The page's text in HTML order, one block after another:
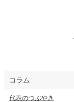
コラム
代表のつぶやき